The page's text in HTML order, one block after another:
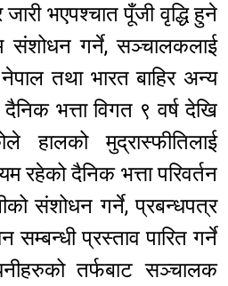
भएपश्चात पूँजी वृद्धि हुने
संशोधन गर्ने, सञ्चालकलाई
तथा भारत बाहिर अन्य
भत्ता विगत ९ वर्ष देखि
हालको मुद्रास्फीतिलाई
रहेको दैनिक भत्ता परिवर्तन
संशोधन गर्ने, प्रबन्धपत्र
सम्बन्धी प्रस्ताव पारित गर्ने
तर्फबाट सञ्चालक